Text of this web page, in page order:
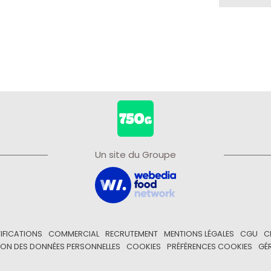
Un site du Groupe
COMMERCIAL RECRUTEMENT MENTIONS LÉGALES CGU
DES DONNÉES PERSONNELLES
COOKIES PRÉFÉRENCES COOKIES